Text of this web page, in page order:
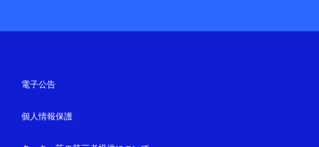
電子公告
個人情報保護